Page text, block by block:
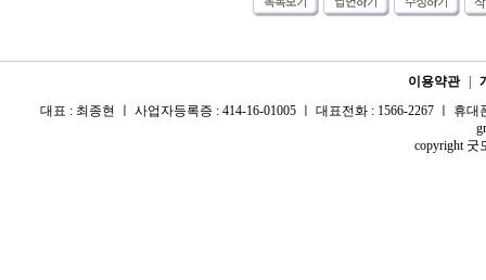
이용약관
대표 : 최종현 ㅣ 사업자등록증 : 414-16-01005 ㅣ 대표전화 : 1566-2267 ㅣ 휴
copyright 굿